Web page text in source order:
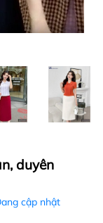
duyên
cập nhật